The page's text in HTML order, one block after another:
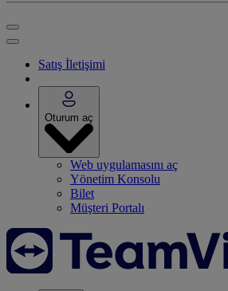
Satış İletişimi
Oturum aç
Web uygulamasını aç
Yönetim Konsolu
Bilet
Müşteri Portalı